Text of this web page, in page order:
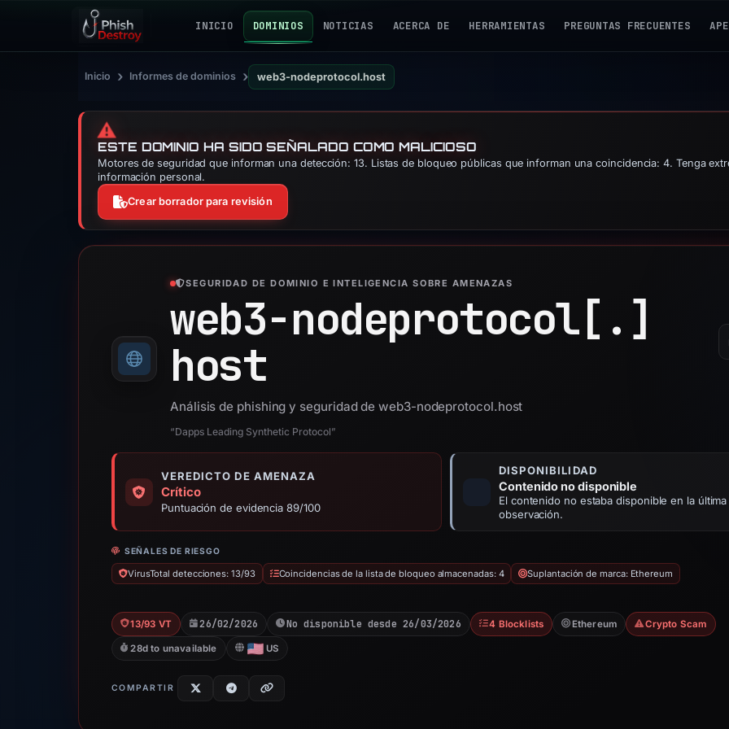
INICIO DOMINIOS NOTICIAS ACERCA DE HERRAMIENTAS PREGUNTAS FRECUENTES
Inicio › Informes de dominios › web3-nodeprotocol.host
⚠️
ESTE DOMINIO HA SIDO SEÑALADO COMO MALICIOSO
Motores de seguridad que informan una detección: 13. Listas de bloqueo públicas que informan una coincidencia: 4. Tenga
información personal.
Crear borrador para revisión
SEGURIDAD DE DOMINIO E INTELIGENCIA SOBRE AMENAZAS
web3-nodeprotocol[.]
host
Análisis de phishing y seguridad de web3-nodeprotocol.host
“Dapps Leading Synthetic Protocol”
VEREDICTO DE AMENAZA
Crítico
Puntuación de evidencia 89/100
DISPONIBILIDAD
Contenido no disponible
El contenido no estaba disponible en la última
observación.
SEÑALES DE RIESGO
VirusTotal detecciones: 13/93 Coincidencias de la lista de bloqueo almacenadas: 4 Suplantación de marca: Ethereum
13/93 VT 26/02/2026 No disponible desde 26/03/2026 4 Blocklists Ethereum Crypto Scam
28d to unavailable US
COMPARTIR